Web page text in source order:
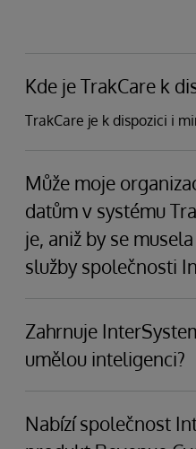
Kde je TrakCare k
TrakCare je k dispozici i
Může moje
datům v systému
je, aniž by se
služby společnosti
Ano, díky systému
snadno dostupná pro péči
provoz. TrakCare
jejich sdílení a používání.
Zahrnuje
umělou inteligenci?
Ne, aleInterSystems
vestavěnou GenAI, která
postupy s umělou
Nabízí společnost